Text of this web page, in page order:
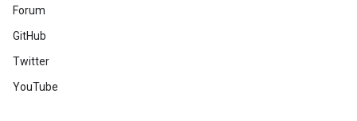
Forum
GitHub
Twitter
YouTube